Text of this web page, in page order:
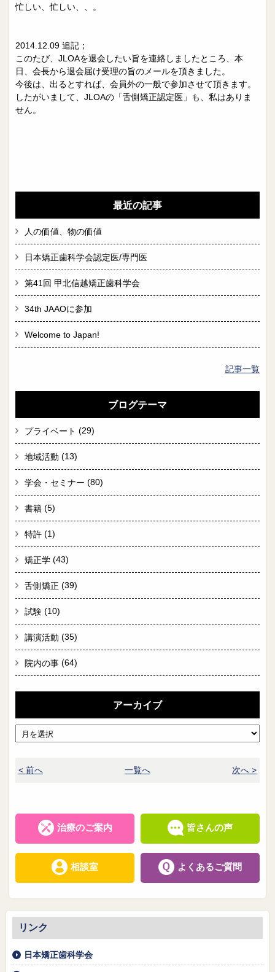
忙しい、忙しい、、。
2014.12.09 追記；
このたび、JLOAを退会したい旨を連絡しましたところ、本
日、会長から退会届け受理の旨のメールを頂きました。
今後は、出るとすれば、会員外の一般で参加させて頂きます。
したがいまして、JLOAの「舌側矯正認定医」も、私はありま
せん。
最近の記事
人の価値、物の価値
日本矯正歯科学会認定医/専門医
第41回 甲北信越矯正歯科学会
34th JAAOに参加
Welcome to Japan!
記事一覧
ブログテーマ
プライベート (29)
地域活動 (13)
学会・セミナー (80)
書籍 (5)
特許 (1)
矯正学 (43)
舌側矯正 (39)
試験 (10)
講演活動 (35)
院内の事 (64)
アーカイブ
< 前へ 一覧へ 次へ >
治療のご案内 皆さんの声
相談室 よくあるご質問
リンク
日本矯正歯科学会